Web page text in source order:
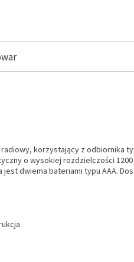
korzystający z odbiornika
o wysokiej rozdzielczości
dwiema bateriami typu AAA.